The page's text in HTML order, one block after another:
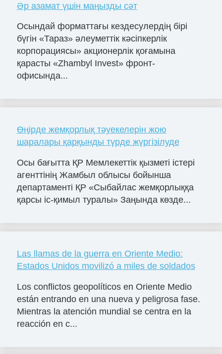
Әр азамат үшін маңызды сәт
Осындай форматтағы кездесулердің бірі
бүгін «Тараз» әлеуметтік кәсіпкерлік
корпорациясы» акционерлік қоғамына
қарасты «Zhambyl Invest» фронт-
офисында...
Өңірде жемқорлық тәуекелерін жою
шаралары қарқынды түрде жүргізілуде
Осы бағытта ҚР Мемлекеттік қызметі істері
агенттінің Жамбыл облысы бойынша
департаменті ҚР «Сыбайлас жемқорлыққа
қарсы іс-қимыл туралы» Заңында көзде...
Las llamas de la guerra en Oriente Medio:
Estados Unidos movilizó a miles de soldados
Los conflictos geopolíticos en Oriente Medio
están entrando en una nueva y peligrosa fase.
Mientras la atención mundial se centra en la
reacción en c...